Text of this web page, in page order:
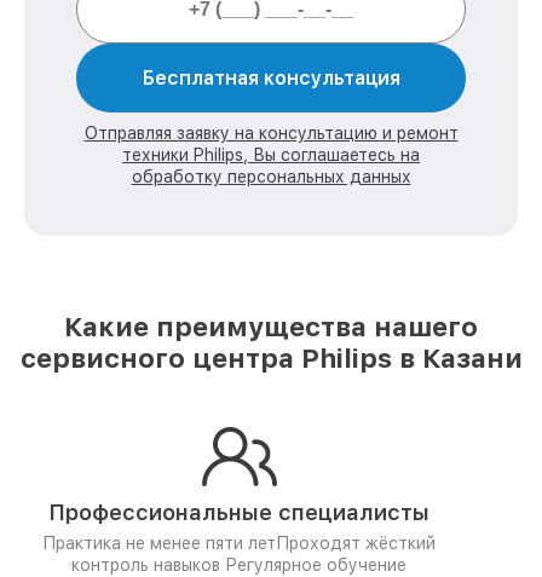
Бесплатная консультация
Отправляя заявку на консультацию и ремонт
техники Philips, Вы соглашаетесь на
обработку персональных данных
Какие преимущества нашего
сервисного центра Philips в Казани
Профессиональные специалисты
Практика не менее пяти лет Проходят жёсткий
контроль навыков Регулярное обучение